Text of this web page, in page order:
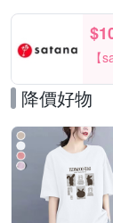
【
降價好物